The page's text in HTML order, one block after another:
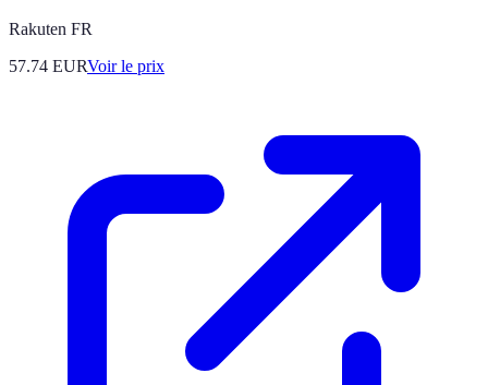
Rakuten FR
57.74 EURVoir le prix